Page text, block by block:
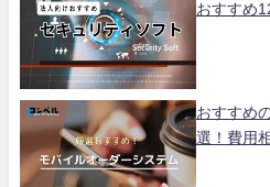
おすすめ
おすすめ
選！費用